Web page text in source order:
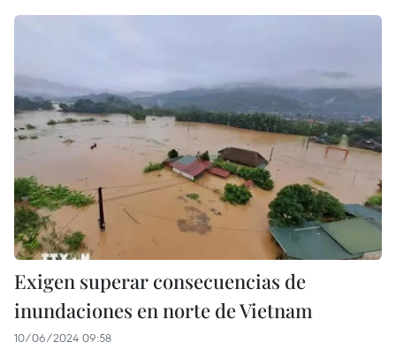
Exigen superar consecuencias de
inundaciones en norte de Vietnam
10/06/2024 09:58